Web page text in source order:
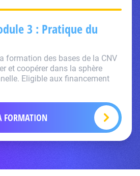
3 : Pratique du
formation des bases de la CNV
et coopérer dans la sphère
Eligible aux financement
FORMATION